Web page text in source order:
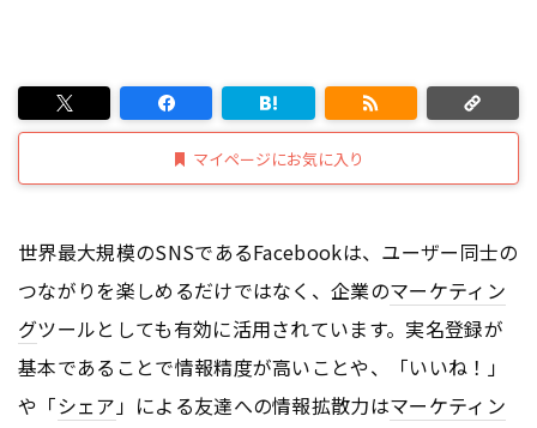
マイページにお気に入り
世界最大規模のSNSであるFacebookは、ユーザー同士の
つながりを楽しめるだけではなく、企業のマーケティン
グツールとしても有効に活用されています。実名登録が
基本であることで情報精度が高いことや、「いいね！」
や「シェア」による友達への情報拡散力はマーケティン